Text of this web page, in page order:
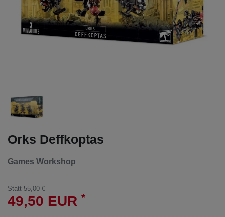
Orks Deffkoptas
Games Workshop
Statt 55,00 €
49,50 EUR *